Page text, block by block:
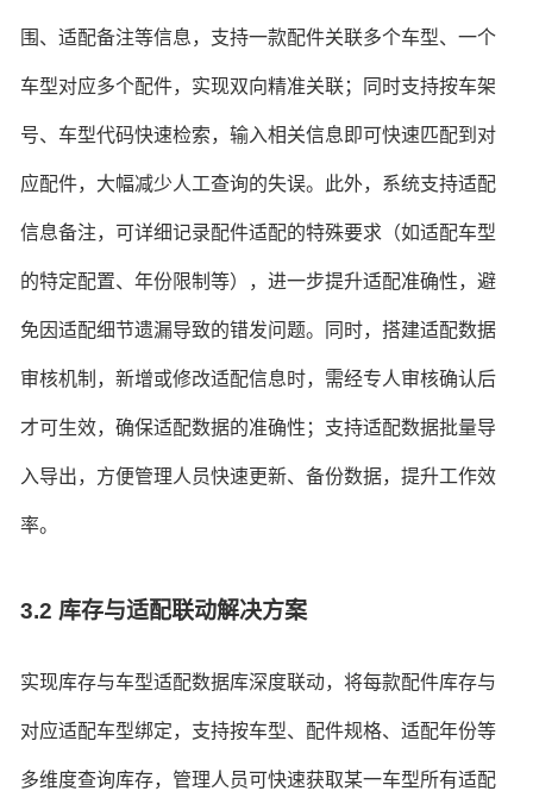
围、适配备注等信息，支持一款配件关联多个车型、一个
车型对应多个配件，实现双向精准关联；同时支持按车架
号、车型代码快速检索，输入相关信息即可快速匹配到对
应配件，大幅减少人工查询的失误。此外，系统支持适配
信息备注，可详细记录配件适配的特殊要求（如适配车型
的特定配置、年份限制等），进一步提升适配准确性，避
免因适配细节遗漏导致的错发问题。同时，搭建适配数据
审核机制，新增或修改适配信息时，需经专人审核确认后
才可生效，确保适配数据的准确性；支持适配数据批量导
入导出，方便管理人员快速更新、备份数据，提升工作效
率。
3.2 库存与适配联动解决方案
实现库存与车型适配数据库深度联动，将每款配件库存与
对应适配车型绑定，支持按车型、配件规格、适配年份等
多维度查询库存，管理人员可快速获取某一车型所有适配